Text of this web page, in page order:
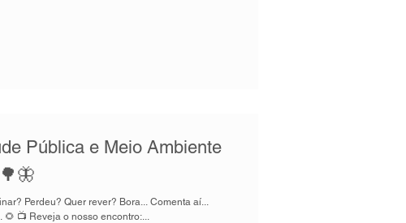
Pública e Meio Ambiente
Perdeu? Quer rever? Bora... Comenta aí...
📺 Reveja o nosso encontro:...